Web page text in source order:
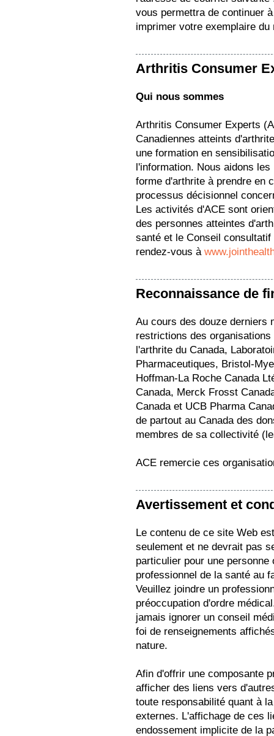
vous permettra de continuer
imprimer votre exemplaire
Arthritis Consumer
Qui nous sommes
Arthritis Consumer Experts
Canadiennes atteints
une formation en
l'information. Nous aidons
forme d'arthrite à prendre en
processus décisionnel
Les activités d'ACE sont
des personnes atteintes
santé et le Conseil
rendez-vous à
Reconnaissance de
Au cours des douze derniers
restrictions des
l'arthrite du Canada,
Pharmaceutiques, Bristol-
Hoffman-La Roche Canada
Canada, Merck Frosst
Canada et UCB Pharma
de partout au Canada des
membres de sa collectivité
ACE remercie ces
Avertissement et
Le contenu de ce site Web
seulement et ne devrait pas
particulier pour une
professionnel de la santé au
Veuillez joindre un
préoccupation d'ordre
jamais ignorer un conseil
foi de renseignements
nature.
Afin d'offrir une composante
afficher des liens vers
toute responsabilité quant à
externes. L'affichage de ces
endossement implicite de la